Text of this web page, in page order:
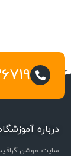
درباره
سایت موشن